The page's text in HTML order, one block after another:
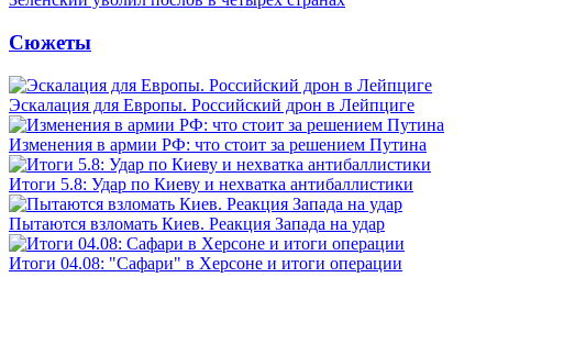
Сюжеты
Эскалация для Европы. Российский дрон в Лейпциге
Изменения в армии РФ: что стоит за решением Путина
Итоги 5.8: Удар по Киеву и нехватка антибаллистики
Пытаются взломать Киев. Реакция Запада на удар
Итоги 04.08: "Сафари" в Херсоне и итоги операции